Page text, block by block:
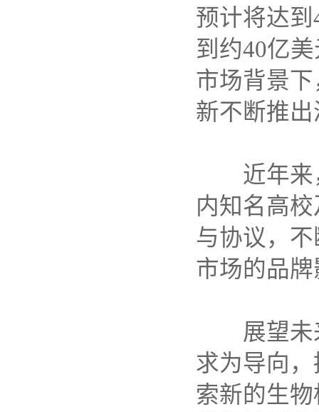
预计将达到
到约40亿
市场背景
新不断推
近年
内知名高
与协议，
市场的品
展望
求为导向
索新的生